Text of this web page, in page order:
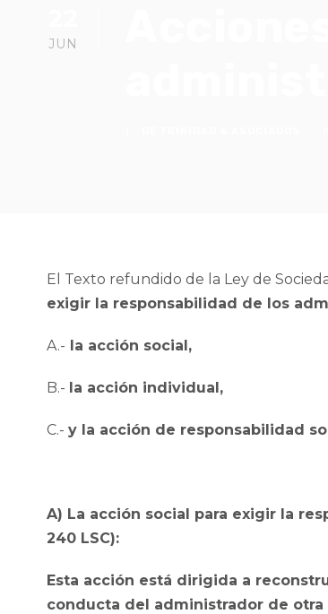
JUN
El Texto refundido de la Ley de
exigir la responsabilidad de los
A.- la acción social,
B.- la acción individual,
C.- y la acción de responsabilidad
A) La acción social para exigir la
240 LSC):
Esta acción está dirigida a
conducta del administrador de